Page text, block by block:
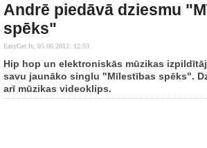
Andrē piedāvā dziesmu
spēks"
EasyGet.lv, 05.06.2012. 12:53
Hip hop un elektroniskās mūzikas
savu jaunāko singlu "Mīlestības spēks".
arī mūzikas videoklips.